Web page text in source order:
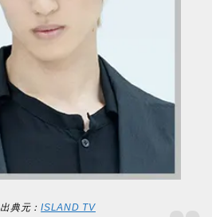
出典元：ISLAND TV